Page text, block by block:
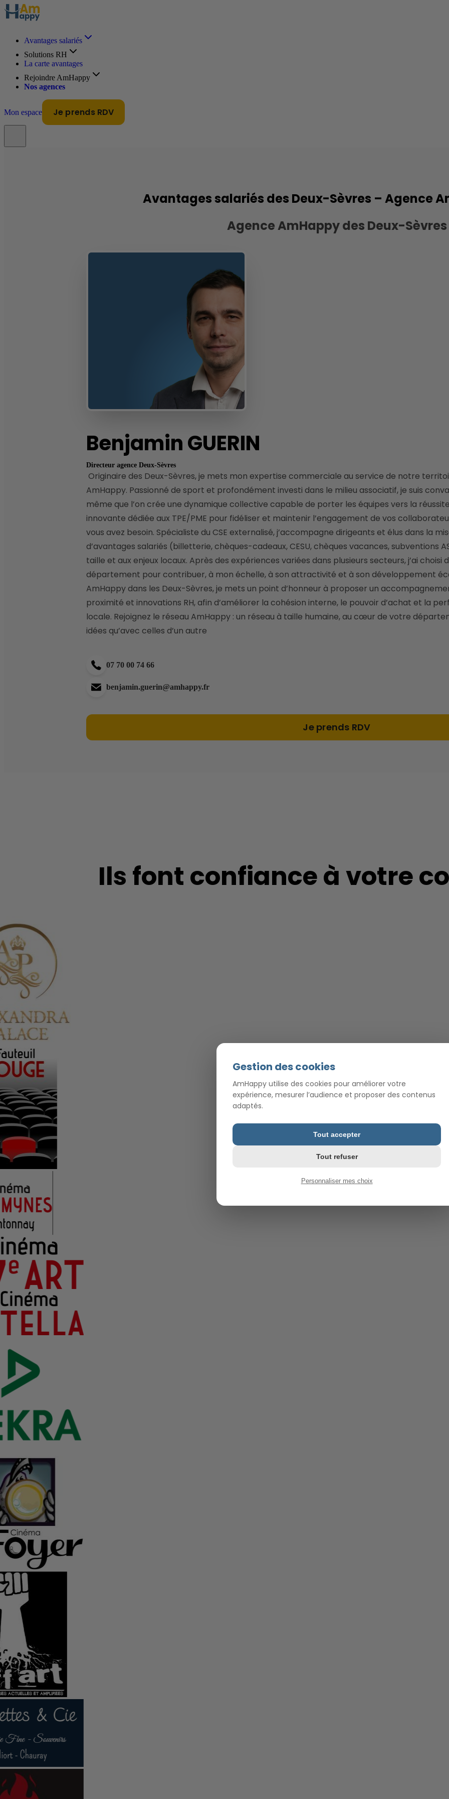
Avantages salariés
Solutions RH
La carte avantages
Rejoindre AmHappy
Nos agences
Mon espace Je prends RDV
Avantages salariés des Deux-Sèvres – Agence
Agence AmHappy des Deux-Sèvres
BenjaminGUERIN
Directeur agence Deux-Sèvres
AmHappy. Passionné de sport et profondément investi dans le milieu associatif, je suis
même que l’on crée une dynamique collective capable de porter les équipes vers la
innovante dédiée aux TPE/PME pour fidéliser et maintenir l’engagement de vos
vous avez besoin. Spécialiste du CSE externalisé, j’accompagne dirigeants et élus dans la
d’avantages salariés (billetterie, chèques-cadeaux, CESU, chèques vacances, subventions
taille et aux enjeux locaux. Après des expériences variées dans plusieurs secteurs, j’ai
département pour contribuer, à mon échelle, à son attractivité et à son développement
AmHappy dans les Deux-Sèvres, je mets un point d’honneur à proposer un
proximité et innovations RH, afin d’améliorer la cohésion interne, le pouvoir d’achat et la
locale. Rejoignez le réseau AmHappy : un réseau à taille humaine, au cœur de votre
idées qu’avec celles d’un autre
07 70 00 74 66
benjamin.guerin@amhappy.fr
Je prends RDV
Ils font confiance à votre
Gestion des cookies
AmHappy utilise des cookies pour améliorer votre
expérience, mesurer l’audience et proposer des contenus
adaptés.
Tout accepter
Tout refuser
Personnaliser mes choix